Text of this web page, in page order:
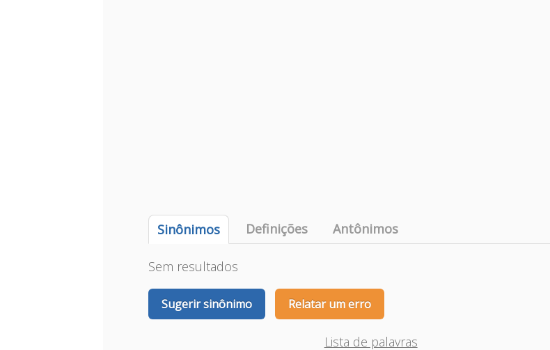
Sinônimos Definições Antônimos
Sem resultados
Sugerir sinônimo Relatar um erro
Lista de palavras